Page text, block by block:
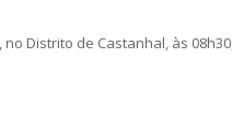
Distrito de Castanhal, às